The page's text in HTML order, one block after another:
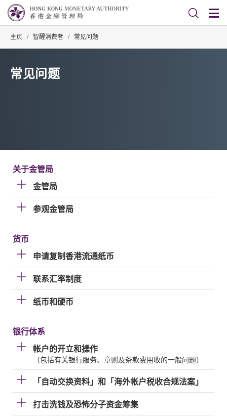
主页 / 智醒消费者 / 常见问题
常见问题
关于金管局
金管局
参观金管局
货币
申请复制香港流通纸币
联系汇率制度
纸币和硬币
银行体系
帐户的开立和操作
（包括有关银行服务、章则及条款费用收的一般问题）
「自动交换资料」和「海外帐户税收合规法案」
打击洗钱及恐怖分子资金筹集